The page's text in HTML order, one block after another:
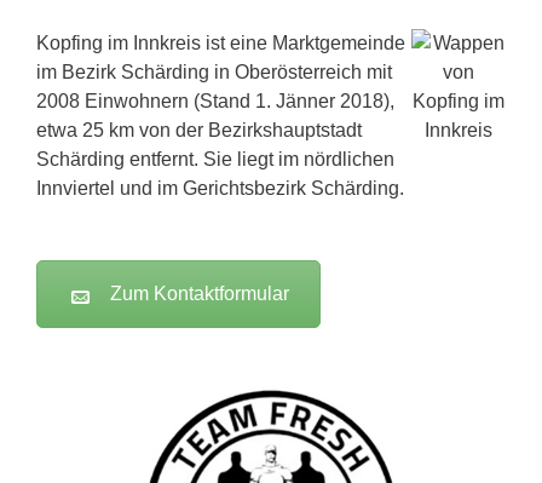
Kopfing im Innkreis ist eine Marktgemeinde
im Bezirk Schärding in Oberösterreich mit
2008 Einwohnern (Stand 1. Jänner 2018),
etwa 25 km von der Bezirkshauptstadt
Schärding entfernt. Sie liegt im nördlichen
Innviertel und im Gerichtsbezirk Schärding.
Zum Kontaktformular